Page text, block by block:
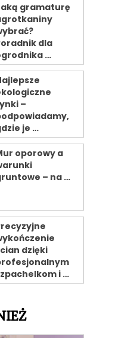
gramaturę
dla
…
–
je …
oporowy a
– na …
dzięki
i …